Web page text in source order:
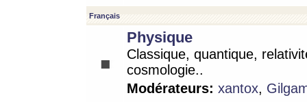
Français
Physique
Classique, quantique,
cosmologie..
Modérateurs: xantox,